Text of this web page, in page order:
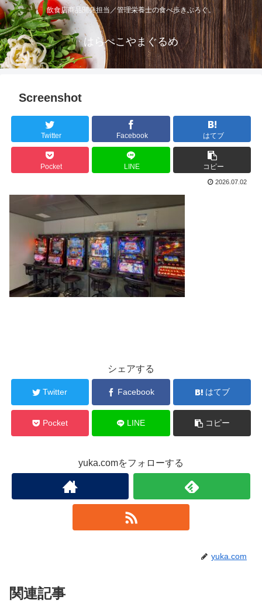
飲食店商品開発担当／管理栄養士の食べ歩きぶろぐ。
はらぺこやまぐるめ
Screenshot
Twitter Facebook はてブ
Pocket LINE コピー
2026.07.02
シェアする
Twitter Facebook はてブ
Pocket LINE コピー
yuka.comをフォローする
yuka.com
関連記事